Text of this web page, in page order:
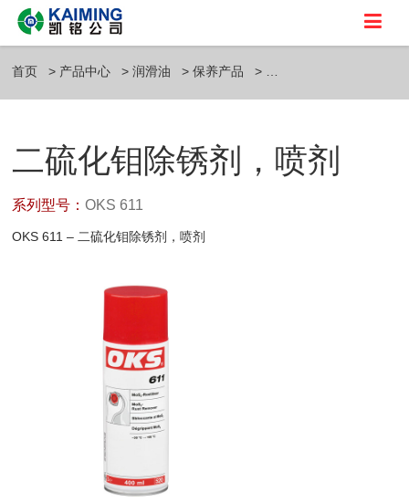
首页 产品中心 润滑油 保养产品
二硫化钼除锈剂，喷剂
系列型号：OKS 611
OKS 611 – 二硫化钼除锈剂，喷剂